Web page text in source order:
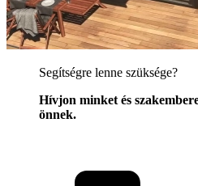
Segítségre lenne szüksége?
Hívjon minket és
önnek.